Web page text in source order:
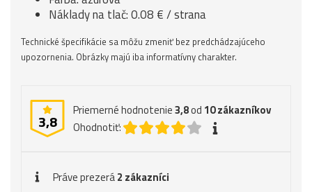
Náklady na tlač: 0.08 € / strana
Technické špecifikácie sa môžu zmeniť bez predchádzajúceho
upozornenia. Obrázky majú iba informatívny charakter.
3,8
Priemerné hodnotenie3,8od 10zákazníkov
Ohodnotiť:
Práve prezerá2 zákazníci